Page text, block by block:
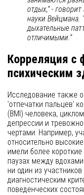
отдых,” -
науки Вейцмана.
дыхательные
отличимыми.”
Корреляция с
психическим
Исследование также
'отпечатки пальцев'
(BMI) человека,
депрессии и
чертами. Например,
относительно
имели более
паузах между
ни один из
диагностическим
поведенческих